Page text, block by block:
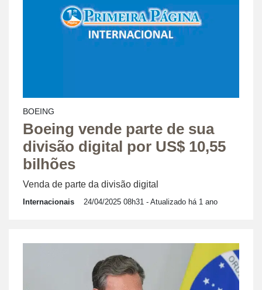
BOEING
Boeing vende parte de sua
divisão digital por US$ 10,55
bilhões
Venda de parte da divisão digital
Internacionais 24/04/2025 08h31 - Atualizado há 1 ano